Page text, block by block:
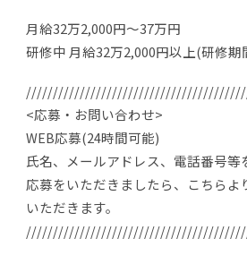
月給32万2,000円～37万円
研修中 月給32万2,000円以上(研修期
<応募・お問い合わせ>
WEB応募(24時間可能)
氏名、メールアドレス、電話番号等
応募をいただきましたら、こちらよ
いただきます。